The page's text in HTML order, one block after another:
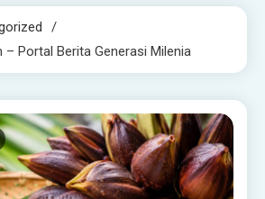
– Portal Berita Generasi Milenia